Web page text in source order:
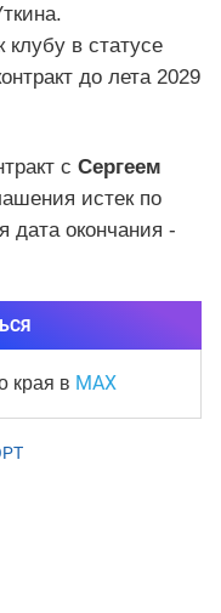
в статусе
до лета 2029
с Сергеем
истек по
дата окончания -
края в MAX